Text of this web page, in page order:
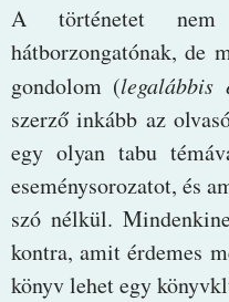
A történetet nem
hátborzongatónak, de
gondolom (legalábbis
szerző inkább az
egy olyan tabu
eseménysorozatot, és
szó nélkül.
kontra, amit érdemes
könyv lehet egy